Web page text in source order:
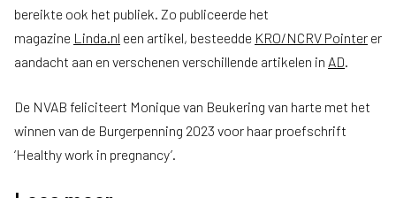
bereikte ook het publiek. Zo publiceerde het
magazine Linda.nl een artikel, besteedde KRO/NCRV Pointer er
aandacht aan en verschenen verschillende artikelen in AD.
De NVAB feliciteert Monique van Beukering van harte met het
winnen van de Burgerpenning 2023 voor haar proefschrift
‘Healthy work in pregnancy’.